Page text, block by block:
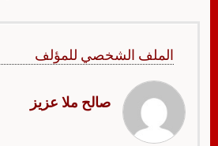
الملف الشخصي للمؤلف
صالح ملا عزيز